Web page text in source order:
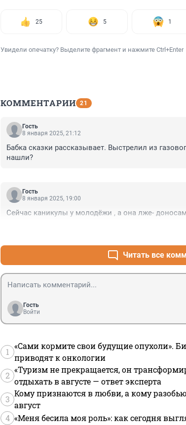
25 5 1
Увидели опечатку? Выделите фрагмент и нажмите Ctrl+Enter
КОММЕНТАРИИ 21
Гость
8 января 2025, 21:12
Бабка сказки рассказывает. Выстрелил из
нашли?
Гость
8 января 2025, 19:00
Сейчас каникулы у молодёжи , а она лже-
Читать все
Гость
Войти
1
«Сами кормите свои будущие опухоли».
приводят к онкологии
2
«Туризм не прекращается, он
отдыхать в августе — ответ эксперта
3
Кому признаются в любви, а кому
август
4 «Меня бесила моя роль»: как сегодня